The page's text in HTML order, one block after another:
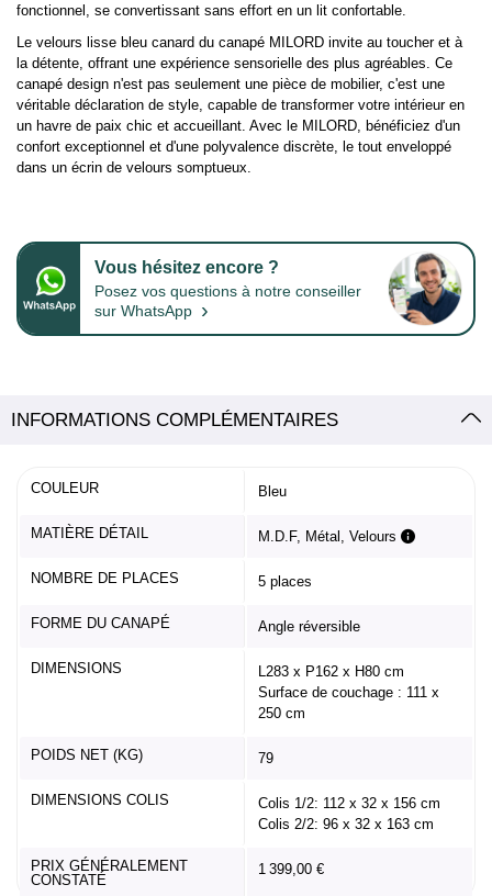
fonctionnel, se convertissant sans effort en un lit confortable.
Le velours lisse bleu canard du canapé MILORD invite au toucher et à
la détente, offrant une expérience sensorielle des plus agréables. Ce
canapé design n'est pas seulement une pièce de mobilier, c'est une
véritable déclaration de style, capable de transformer votre intérieur en
un havre de paix chic et accueillant. Avec le MILORD, bénéficiez d'un
confort exceptionnel et d'une polyvalence discrète, le tout enveloppé
dans un écrin de velours somptueux.
Vous hésitez encore ?
Posez vos questions à notre conseiller
sur WhatsApp ›
INFORMATIONS COMPLÉMENTAIRES
COULEUR Bleu
MATIÈRE DÉTAIL M.D.F, Métal, Velours
NOMBRE DE PLACES 5 places
FORME DU CANAPÉ Angle réversible
DIMENSIONS
L283 x P162 x H80 cm
Surface de couchage : 111 x
250 cm
POIDS NET (KG) 79
DIMENSIONS COLIS
Colis 1/2: 112 x 32 x 156 cm
Colis 2/2: 96 x 32 x 163 cm
PRIX GÉNÉRALEMENT
CONSTATÉ
1 399,00 €